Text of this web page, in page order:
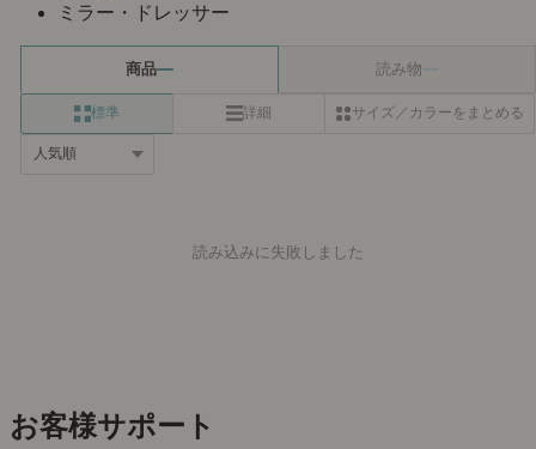
ミラー・ドレッサー
商品 読み物
標準 詳細 サイズ／カラーをまとめる
読み込みに失敗しました
お客様サポート